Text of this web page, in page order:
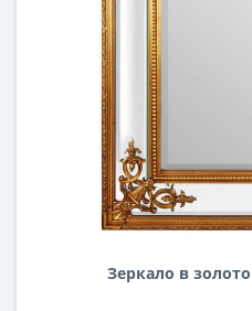
Зеркало в